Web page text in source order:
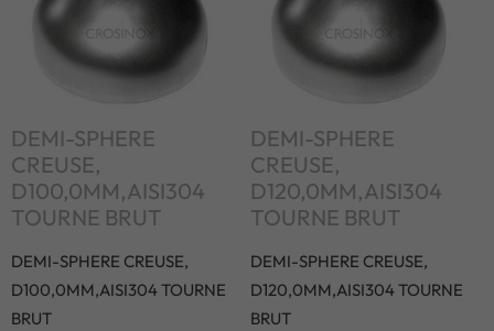
DEMI-SPHERE
CREUSE,
D100,0MM,AISI304
TOURNE BRUT
DEMI-SPHERE CREUSE,
D100,0MM,AISI304 TOURNE
BRUT
DEMI-SPHERE
CREUSE,
D120,0MM,AISI304
TOURNE BRUT
DEMI-SPHERE CREUSE,
D120,0MM,AISI304 TOURNE
BRUT